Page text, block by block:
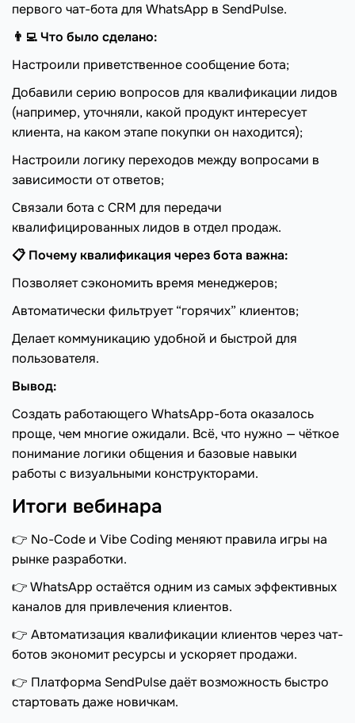
первого чат-бота для WhatsApp в SendPulse.
👨‍💻 Что было сделано:
Настроили приветственное сообщение бота;
Добавили серию вопросов для квалификации лидов
(например, уточняли, какой продукт интересует
клиента, на каком этапе покупки он находится);
Настроили логику переходов между вопросами в
зависимости от ответов;
Связали бота с CRM для передачи
квалифицированных лидов в отдел продаж.
📋 Почему квалификация через бота важна:
Позволяет сэкономить время менеджеров;
Автоматически фильтрует “горячих” клиентов;
Делает коммуникацию удобной и быстрой для
пользователя.
Вывод:
Создать работающего WhatsApp-бота оказалось
проще, чем многие ожидали. Всё, что нужно — чёткое
понимание логики общения и базовые навыки
работы с визуальными конструкторами.
Итоги вебинара
👉 No-Code и Vibe Coding меняют правила игры на
рынке разработки.
👉 WhatsApp остаётся одним из самых эффективных
каналов для привлечения клиентов.
👉 Автоматизация квалификации клиентов через чат-
ботов экономит ресурсы и ускоряет продажи.
👉 Платформа SendPulse даёт возможность быстро
стартовать даже новичкам.